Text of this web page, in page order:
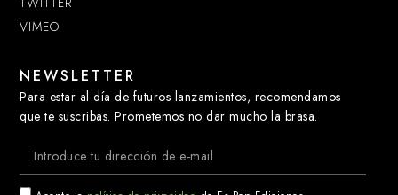
VIMEO
NEWSLETTER
Para estar al día de futuros lanzamientos, recomendamos
que te suscribas. Prometemos no dar mucho la brasa.